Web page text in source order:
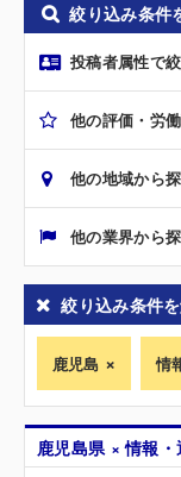
絞り込み条件
投稿者属性で
他の評価・労
他の地域から
他の業界から
絞り込み条件
鹿児島 情
鹿児島県 × 情報